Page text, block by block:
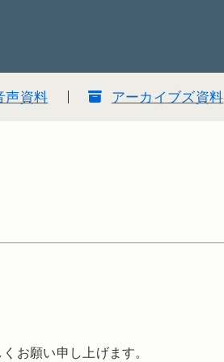
声資料 アーカイブズ資料
お願い申し上げます。